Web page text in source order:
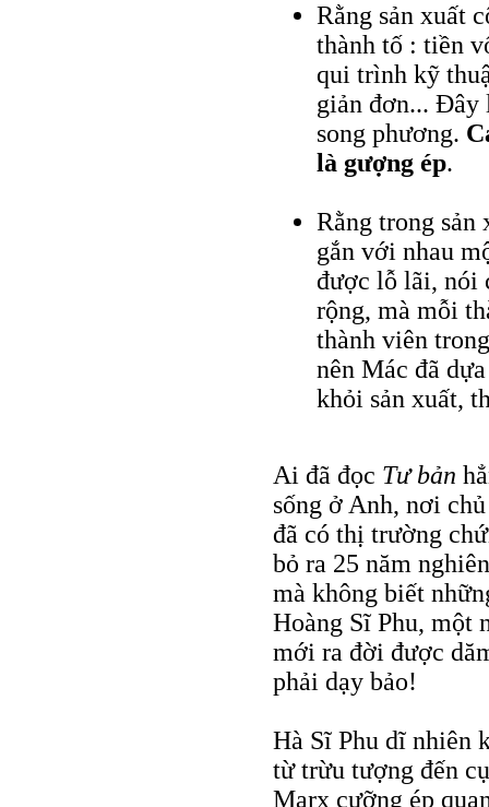
Rằng sản xuất
thành tố : tiền
qui trình kỹ
giản đơn... Đây
song phương.
là gượng ép.
Rằng trong sản
gắn với nhau
được lỗ lãi, nói
rộng, mà mỗi
thành viên
nên Mác đã
khỏi sản xuất,
Ai đã đọc Tư bản
sống ở Anh, nơi
đã có thị trường
bỏ ra 25 năm
mà không biết
Hoàng Sĩ Phu, một
mới ra đời được
phải dạy bảo!
Hà Sĩ Phu dĩ nhiên
từ trừu tượng đến
Marx cưỡng ép